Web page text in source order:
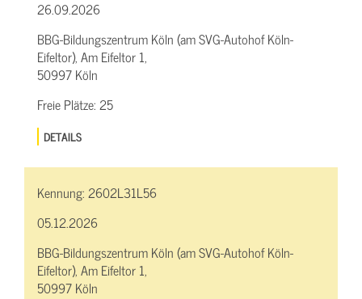
26.09.2026
BBG-Bildungszentrum Köln (am SVG-Autohof Köln-
Eifeltor), Am Eifeltor 1,
50997 Köln
Freie Plätze:25
DETAILS
Kennung:2602L31L56
05.12.2026
BBG-Bildungszentrum Köln (am SVG-Autohof Köln-
Eifeltor), Am Eifeltor 1,
50997 Köln